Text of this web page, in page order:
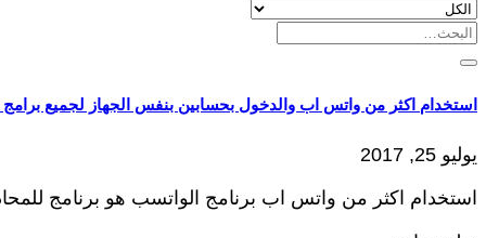
البحث
استخدام اكثر من واتس اب والدخول بحسابين بنفس الجهاز لجميع
يوليو 25, 2017
استخدام اكثر من واتس اب برنامج الواتسب هو برنامج